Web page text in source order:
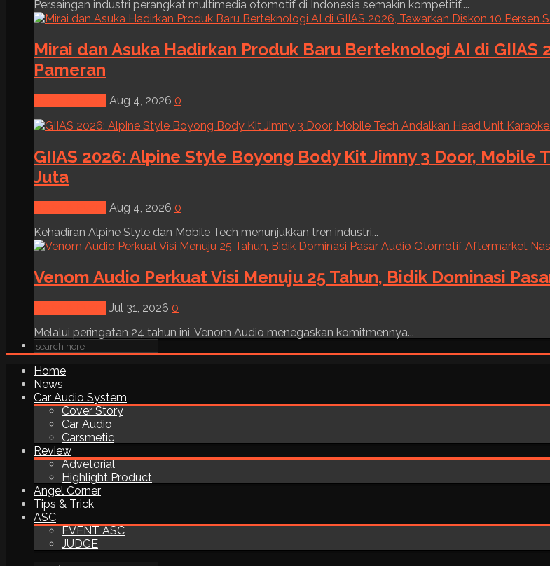
Persaingan industri perangkat multimedia otomotif di Indonesia semakin kompetitif....
Mirai dan Asuka Hadirkan Produk Baru Berteknologi AI di GIIAS
Pameran
Aug 4, 2026 0
GIIAS 2026: Alpine Style Boyong Body Kit Jimny 3 Door, Mobile
Juta
Aug 4, 2026 0
Kehadiran Alpine Style dan Mobile Tech menunjukkan tren industri...
Venom Audio Perkuat Visi Menuju 25 Tahun, Bidik Dominasi
Jul 31, 2026 0
Melalui peringatan 24 tahun ini, Venom Audio menegaskan komitmennya...
Home
News
Car Audio System
Cover Story
Car Audio
Carsmetic
Review
Advetorial
Highlight Product
Angel Corner
Tips & Trick
ASC
EVENT ASC
JUDGE